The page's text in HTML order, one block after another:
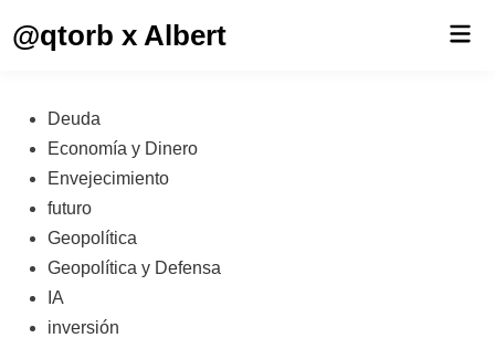
@qtorb x Albert
Publicado
en
Deuda
Economía y Dinero
Envejecimiento
futuro
Geopolítica
Geopolítica y Defensa
IA
inversión